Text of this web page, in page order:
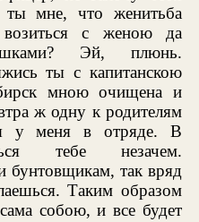
ты мне, что женитьба
с женою да
Эй, плюнь.
ты с капитанскою
мною очищена и
ж одну к родителям
у меня в отряде. В
тебе незачем.
бунтовщикам, так вряд
Таким образом
собою, и все будет